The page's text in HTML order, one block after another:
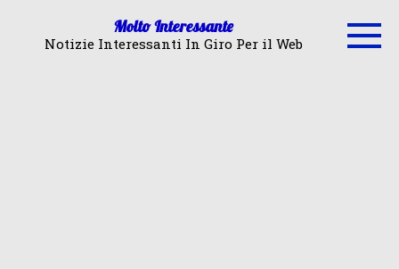
Molto Interessante
Notizie Interessanti In Giro Per il Web